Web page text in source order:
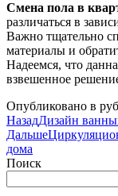
Смена пола в
различаться в
Важно тщательно
материалы и
Надеемся, что
взвешенное
Опубликовано в
НазадДизайн
Дальше
дома
Поиск